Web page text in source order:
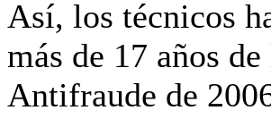
Así, los técnicos
más de 17 años
Antifraude de